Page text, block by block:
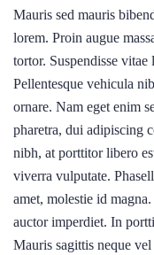
Mauris sed mauris
lorem. Proin augue
tortor. Suspendisse
Pellentesque vehicula
ornare. Nam eget enim
pharetra, dui adipiscing
nibh, at porttitor libero
viverra vulputate.
amet, molestie id
auctor imperdiet. In
Mauris sagittis neque